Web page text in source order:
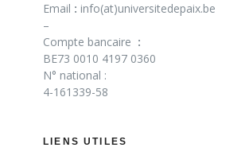
Email : info(at)universitedepaix.be
–
Compte bancaire :
BE73 0010 4197 0360
N° national :
4-161339-58
LIENS UTILES